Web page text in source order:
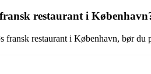
restaurant i
fransk restaurant i København, bør